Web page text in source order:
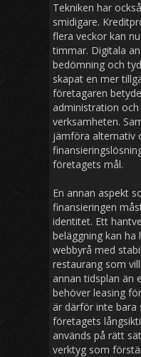
Tekniken har
smidigare.
flera veckor kan
timmar. Digitala
bedömning och
skapat en mer
företagaren
administration
verksamheten.
jämföra alternativ
företagets mål.
En annan aspekt
finansieringen
identitet. Ett
beläggning kan ha
webbyrå med
restaurang som
annan tidsplan än
behöver leasing
är därför inte bara
företagets
används på rätt
verktyg som